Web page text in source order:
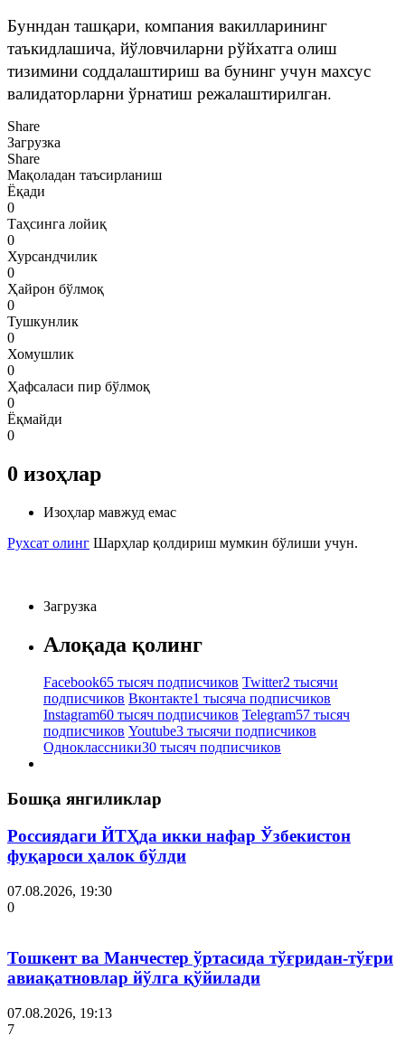
Бунндан ташқари, компания вакилларининг
таъкидлашича, йўловчиларни рўйхатга олиш
тизимини соддалаштириш ва бунинг учун махсус
валидаторларни ўрнатиш режалаштирилган.
Share
Загрузка
Share
Мақоладан таъсирланиш
Ёқади
0
Таҳсинга лойиқ
0
Хурсандчилик
0
Ҳайрон бўлмоқ
0
Тушкунлик
0
Хомушлик
0
Ҳафсаласи пир бўлмоқ
0
Ёқмайди
0
0 изоҳлар
Изоҳлар мавжуд емас
Рухсат олинг Шарҳлар қолдириш мумкин бўлиши учун.
Загрузка
Алоқада қолинг
Facebook65 тысяч подписчиков Twitter2 тысячи
подписчиков Вконтакте1 тысяча подписчиков
Instagram60 тысяч подписчиков Telegram57 тысяч
подписчиков Youtube3 тысячи подписчиков
Одноклассники30 тысяч подписчиков
Бошқа янгиликлар
Россиядаги ЙТҲда икки нафар Ўзбекистон
фуқароси ҳалок бўлди
07.08.2026, 19:30
0
Тошкент ва Манчестер ўртасида тўғридан-тўғри
авиақатновлар йўлга қўйилади
07.08.2026, 19:13
7